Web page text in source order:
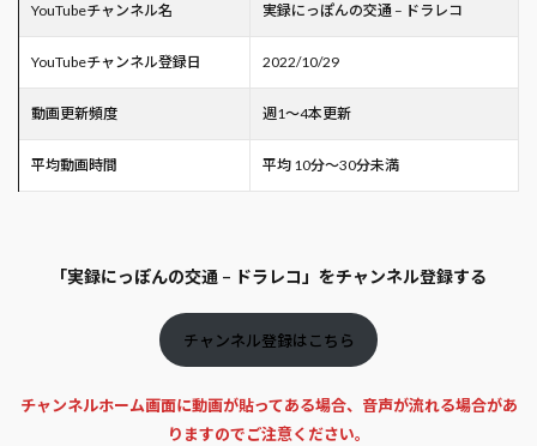
YouTubeチャンネル名 実録にっぽんの交通 – ドラレコ
YouTubeチャンネル登録日 2022/10/29
動画更新頻度 週1～4本更新
平均動画時間 平均 10分～30分未満
「実録にっぽんの交通 – ドラレコ」をチャンネル登録する
チャンネル登録はこちら
チャンネルホーム画面に動画が貼ってある場合、音声が流れる場合があ
りますのでご注意ください。